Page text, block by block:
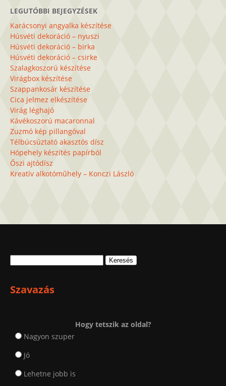
LEGUTÓBBI BEJEGYZÉSEK
Karácsonyi angyalka készítése
Húsvéti dekoráció – nyuszi
Húsvéti dekoráció – birka
Húsvéti dekoráció – csirke
Szalagkoszorú készítése
Virágbox készítése
Szappankosár készítése
Cica jelmez elkészítése
Virág léghajó
Kávékoszorú macaronnal
Zuzmó kép pillangóval
Télbúcsúztató akasztós dísz
Hópehely készítés papírból
Őszi ajtódísz
Kreatív alkotóműhely – Konczi László
Szavazás
Hogy tetszik az oldal?
Nagyon szuper
Jó
Lehetne jobb is